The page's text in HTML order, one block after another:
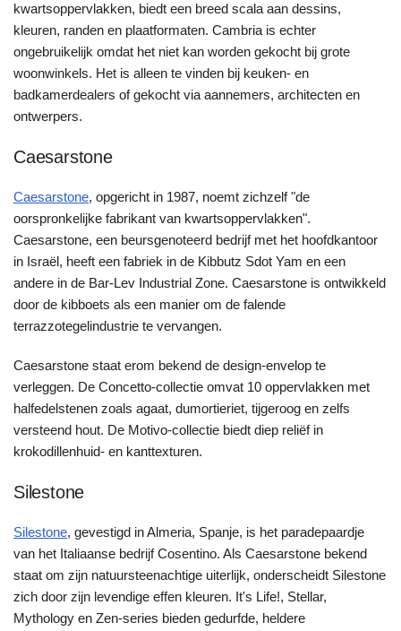
kwartsoppervlakken, biedt een breed scala aan dessins,
kleuren, randen en plaatformaten. Cambria is echter
ongebruikelijk omdat het niet kan worden gekocht bij grote
woonwinkels. Het is alleen te vinden bij keuken- en
badkamerdealers of gekocht via aannemers, architecten en
ontwerpers.
Caesarstone
Caesarstone, opgericht in 1987, noemt zichzelf "de
oorspronkelijke fabrikant van kwartsoppervlakken".
Caesarstone, een beursgenoteerd bedrijf met het hoofdkantoor
in Israël, heeft een fabriek in de Kibbutz Sdot Yam en een
andere in de Bar-Lev Industrial Zone. Caesarstone is ontwikkeld
door de kibboets als een manier om de falende
terrazzotegelindustrie te vervangen.
Caesarstone staat erom bekend de design-envelop te
verleggen. De Concetto-collectie omvat 10 oppervlakken met
halfedelstenen zoals agaat, dumortieriet, tijgeroog en zelfs
versteend hout. De Motivo-collectie biedt diep reliëf in
krokodillenhuid- en kanttexturen.
Silestone
Silestone, gevestigd in Almeria, Spanje, is het paradepaardje
van het Italiaanse bedrijf Cosentino. Als Caesarstone bekend
staat om zijn natuursteenachtige uiterlijk, onderscheidt Silestone
zich door zijn levendige effen kleuren. It's Life!, Stellar,
Mythology en Zen-series bieden gedurfde, heldere